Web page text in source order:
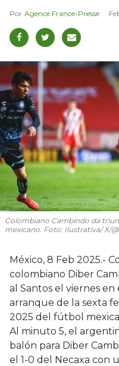
Agence France-Presse
Colombiano Cambindo da
mexicano. Foto: Ilustrativa/ X/
México, 8 Feb 2025.-
colombiano Diber
al Santos el viernes en
arranque de la sexta
2025 del fútbol
Al minuto 5, el
balón para Diber
el 1-0 del Necaxa con